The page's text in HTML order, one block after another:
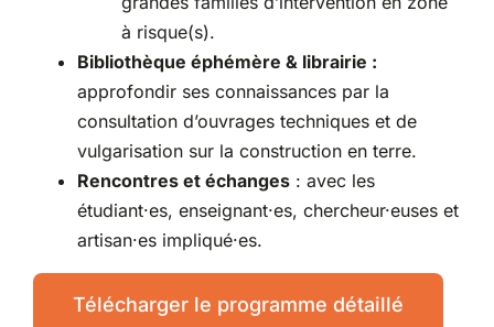
à risque(s).
Bibliothèque éphémère & librairie :
approfondir ses connaissances par la
consultation d’ouvrages techniques et de
vulgarisation sur la construction en terre.
Rencontres et échanges: avec les
étudiant·es, enseignant·es, chercheur·euses et
artisan·es impliqué·es.
Télécharger le programme détaillé